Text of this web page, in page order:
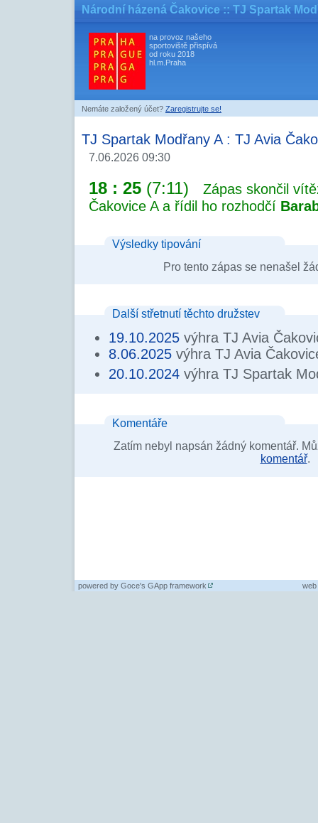
Národní házená Čakovice :: TJ Spartak
na provoz našeho
sportoviště přispívá
od roku 2018
hl.m.Praha
Nemáte založený účet? Zaregistrujte se!
TJ Spartak Modřany A: TJ Avia
7.06.2026 09:30
18 : 25 (7:11)
Zápas skončil
Čakovice A a řídil ho rozhodčí
Výsledky tipování
Pro tento zápas se nenašel
Další střetnutí těchto družstev
19.10.2025 výhra TJ Avia
8.06.2025 výhra TJ Avia
20.10.2024 výhra TJ Spartak
Komentáře
Zatím nebyl napsán žádný komentář.
komentář.
powered by Goce's GApp framework